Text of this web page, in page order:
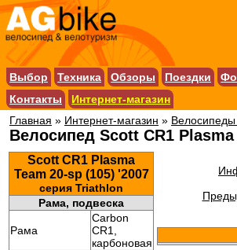
Выбор Техника Обзоры Поездки
Контакты
Интернет-магазин
Главная » Интернет-магазин »
Велосипед Scott CR1
Scott CR1 Plasma
Team 20-sp (105) '2007
серия Triathlon
Рама, подвеска
Рама
Carbon
CR1,
карбоновая